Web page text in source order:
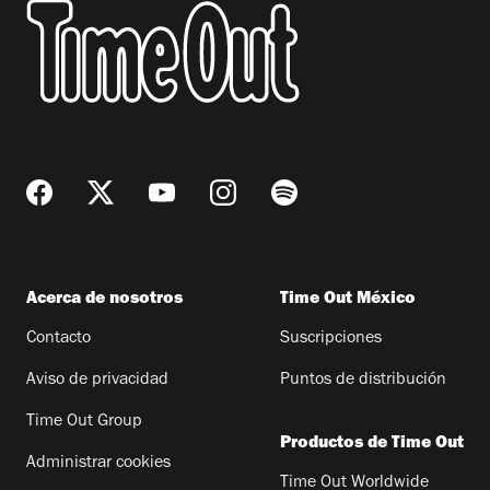
Acerca de nosotros
Contacto
Aviso de privacidad
Time Out Group
Administrar cookies
Time Out México
Suscripciones
Puntos de distribución
Productos de Time Out
Time Out Worldwide